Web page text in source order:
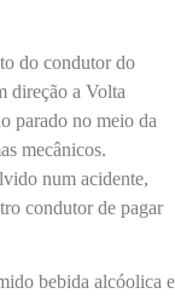
do condutor do
direção a Volta
parado no meio da
mecânicos.
num acidente,
condutor de pagar
bebida alcóolica e